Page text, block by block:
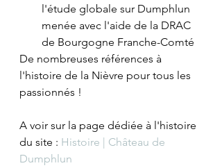
l'étude globale sur Dumphlun
menée avec l'aide de la DRAC
de Bourgogne Franche-Comté
De nombreuses références à
l'histoire de la Nièvre pour tous les
passionnés !
A voir sur la page dédiée à l'histoire
du site : Histoire | Château de
Dumphlun